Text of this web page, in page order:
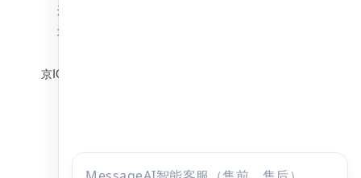
违法和不良信息举报邮箱：
北京市西城区宣武门东河沿街69号正弘大厦208室
京ICP备18051095号-1